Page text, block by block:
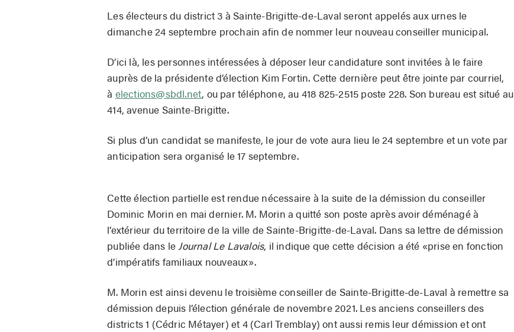
Les électeurs du district 3 à Sainte-Brigitte-de-Laval seront appelés aux urnes le
dimanche 24 septembre prochain afin de nommer leur nouveau conseiller municipal.
D’ici là, les personnes intéressées à déposer leur candidature sont invitées à le faire
auprès de la présidente d’élection Kim Fortin. Cette dernière peut être jointe par courriel,
à elections@sbdl.net, ou par téléphone, au 418 825-2515 poste 228. Son bureau est situé au
414, avenue Sainte-Brigitte.
Si plus d’un candidat se manifeste, le jour de vote aura lieu le 24 septembre et un vote par
anticipation sera organisé le 17 septembre.
Cette élection partielle est rendue nécessaire à la suite de la démission du conseiller
Dominic Morin en mai dernier. M. Morin a quitté son poste après avoir déménagé à
l’extérieur du territoire de la ville de Sainte-Brigitte-de-Laval. Dans sa lettre de démission
publiée dans le Journal Le Lavalois, il indique que cette décision a été «prise en fonction
d’impératifs familiaux nouveaux».
M. Morin est ainsi devenu le troisième conseiller de Sainte-Brigitte-de-Laval à remettre sa
démission depuis l’élection générale de novembre 2021. Les anciens conseillers des
districts 1 (Cédric Métayer) et 4 (Carl Tremblay) ont aussi remis leur démission et ont